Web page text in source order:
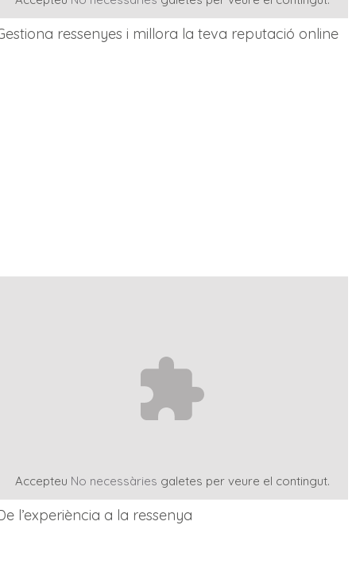
ressenyes i millora la teva reputació online
Accepteu No necessàries galetes per veure el contingut.
l’experiència a la ressenya